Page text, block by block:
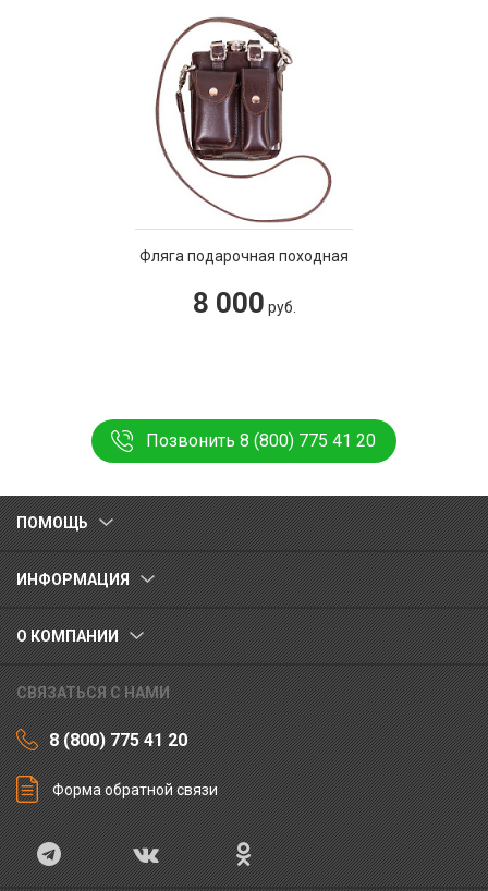
Фляга подарочная походная
8 000 руб.
Позвонить 8 (800) 775 41 20
ПОМОЩЬ
ИНФОРМАЦИЯ
О КОМПАНИИ
СВЯЗАТЬСЯ С НАМИ
8 (800) 775 41 20
Форма обратной связи